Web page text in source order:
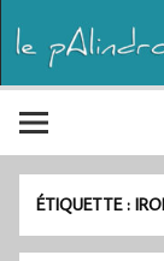
ÉTIQUETTE :